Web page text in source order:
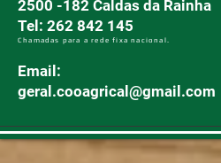
2500 -182 Caldas da Rainha
Tel: 262 842 145
Chamadas para a rede fixa nacional.
Email:
geral.cooagrical@gmail.com